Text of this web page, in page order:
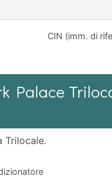
CIN (imm. di
Palace
Trilocale.